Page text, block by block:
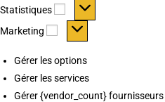
Statistiques Statistiques
Marketing Marketing
Gérer les options
Gérer les services
Gérer {vendor_count} fournisseurs